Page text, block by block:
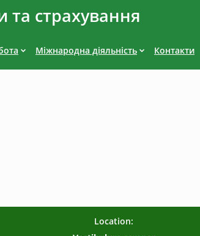
та страхування
Міжнародна діяльність Контакти
Location: